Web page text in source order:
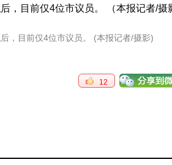
，目前仅4位市议员。 (本报记者/摄影)
12